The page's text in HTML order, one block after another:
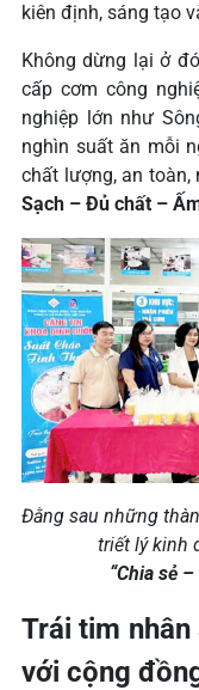
kiên định, sáng tạo
Không dừng lại ở
cấp cơm công
nghiệp lớn như
nghìn suất ăn mỗi
chất lượng, an
Sạch – Đủ chất –
Đằng sau những
triết lý kinh
“Chia sẻ
Trái tim nhân
với cộng